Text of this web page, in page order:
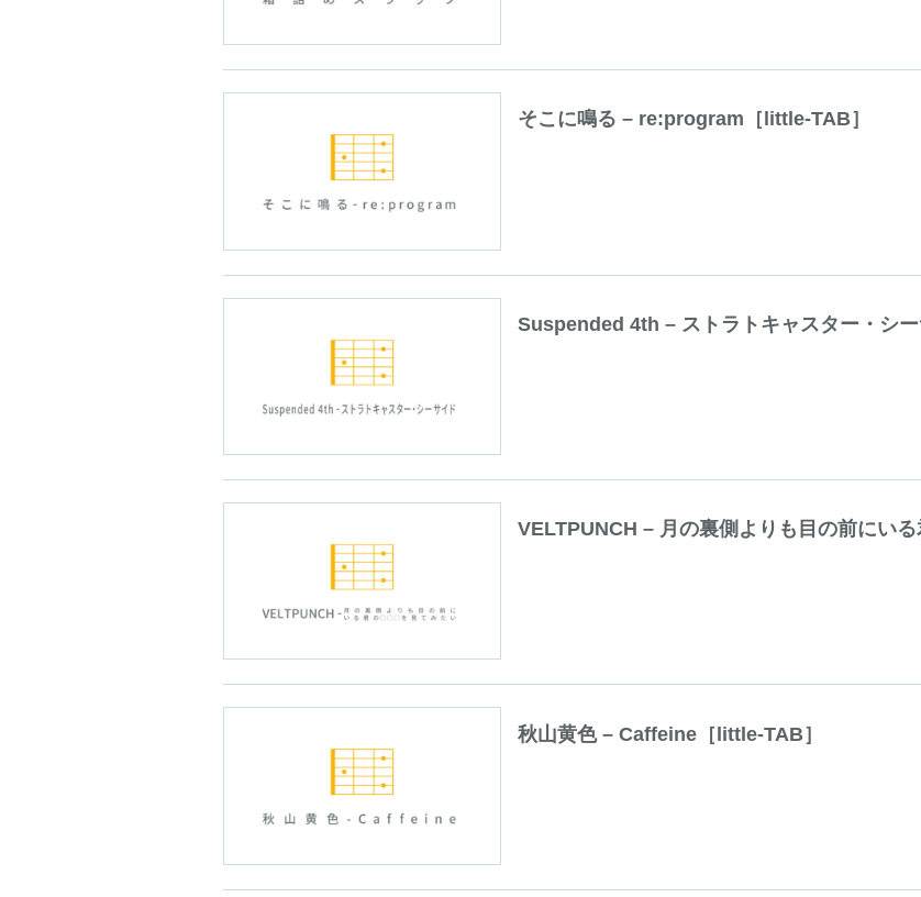
そこに鳴る – re:program［little-TAB］
Suspended 4th – ストラトキャスター・シー
VELTPUNCH – 月の裏側よりも目の前にい
秋山黄色 – Caffeine［little-TAB］